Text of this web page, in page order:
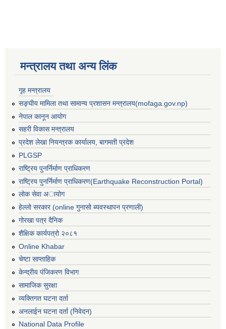
मन्त्रालय तथा अन्य लिंक
गृह मन्त्रालय
सङ्घीय मामिला तथा सामान्य प्रशासन मन्त्रालय(mofaga.gov.np)
नेपाल कानून आयोग
सहरी विकास मन्त्रालय
प्रदेश लेखा नियन्त्रक कार्यालय, बागमती प्रदेश
PLGSP
राष्ट्रिय पुनर्निर्माण प्राधिकरण
राष्ट्रिय पुनर्निर्माण प्राधिकरण(Earthquake Reconstruction Portal)
लोक सेवा अायोग
हेल्लो सरकार (online गुनासो ब्यवस्थापन प्रणाली)
गोरखा पत्र दैनिक
शैक्षिक कार्यपत्रो २०८१
Online Khabar
चेष्टा साप्ताहिक
केन्द्रीय पंजिकरण विभाग
सामाजिक सुरक्षा
व्यक्तिगत घटना दर्ता
अनलाईन घटना दर्ता (निवेदन)
National Data Profile